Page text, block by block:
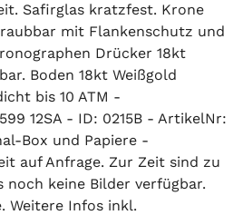
Safirglas kratzfest. Krone
mit Flankenschutz und
Drücker 18kt
Boden 18kt Weißgold
bis 10 ATM -
12SA - ID: 0215B - ArtikelNr:
Box und Papiere -
auf Anfrage. Zur Zeit sind zu
noch keine Bilder verfügbar.
Weitere Infos inkl.